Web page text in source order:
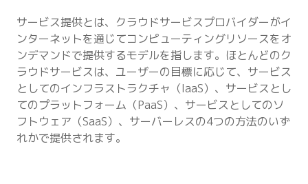
サービス提供とは、クラウドサービスプロバイダーがイ
ンターネットを通じてコンピューティングリソースをオ
ンデマンドで提供するモデルを指します。ほとんどのク
ラウドサービスは、ユーザーの目標に応じて、サービス
としてのインフラストラクチャ（IaaS）、サービスとし
てのプラットフォーム（PaaS）、サービスとしてのソ
フトウェア（SaaS）、サーバーレスの4つの方法のいず
れかで提供されます。